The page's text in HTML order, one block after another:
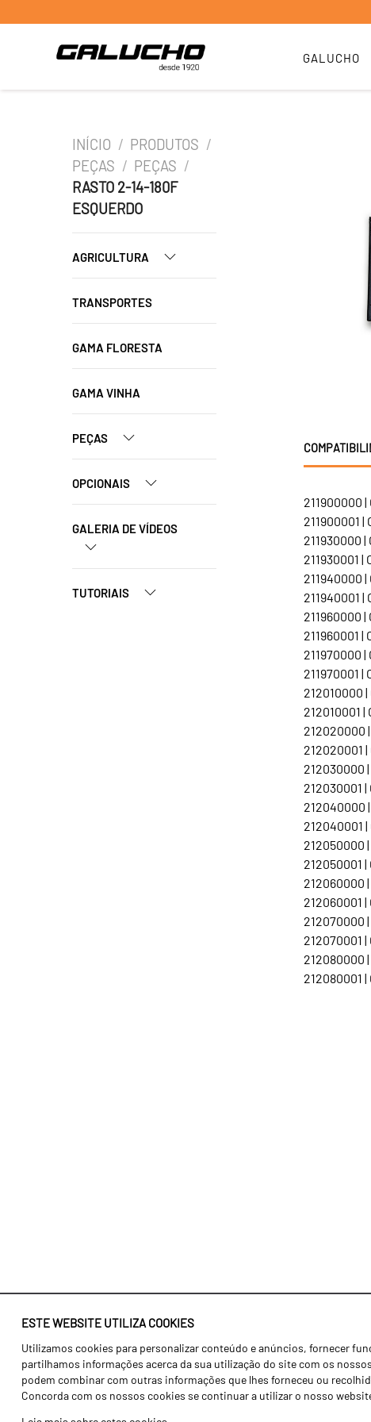
GALUCHO
ESTE WEBSITE UTILIZA COOKIES
Utilizamos cookies para personalizar conteúdo e anúncios, fornecer
partilhamos informações acerca da sua utilização do site com os
podem combinar com outras informações que lhes forneceu ou
Concorda com os nossos cookies se continuar a utilizar o nosso
INÍCIO / PRODUTOS /
PEÇAS / PEÇAS /
RASTO 2-14-180F
ESQUERDO
AGRICULTURA
TRANSPORTES
GAMA FLORESTA
GAMA VINHA
PEÇAS
OPCIONAIS
GALERIA DE VÍDEOS
TUTORIAIS
211900000 |
211900001 |
211930000 |
211930001 |
211940000 |
211940001 |
211960000 |
211960001 |
211970000 |
211970001 |
212010000
212010001
212020000
212020001
212030000
212030001
212040000
212040001
212050000
212050001
212060000
212060001
212070000
212070001
212080000
212080001
Identidade
História
Fábrica / Produção
Agricultura
Transportes
Gama Floresta